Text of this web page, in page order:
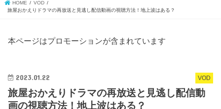
HOME
VOD
旅屋おかえりドラマの再放送と見逃し配信動画の視聴方法！地上波はある？
本ページはプロモーションが含まれています
VOD
2023.01.22
旅屋おかえりドラマの再放送と見逃し配信動
画の視聴方法！地上波はある？